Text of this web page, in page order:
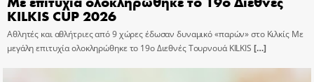
KILKIS CUP 2026
Αθλητές και αθλήτριες από 9 χώρες έδωσαν δυναμικό «παρών» στο Κιλκίς Με
μεγάλη επιτυχία ολοκληρώθηκε το 19ο Διεθνές Τουρνουά KILKIS […]